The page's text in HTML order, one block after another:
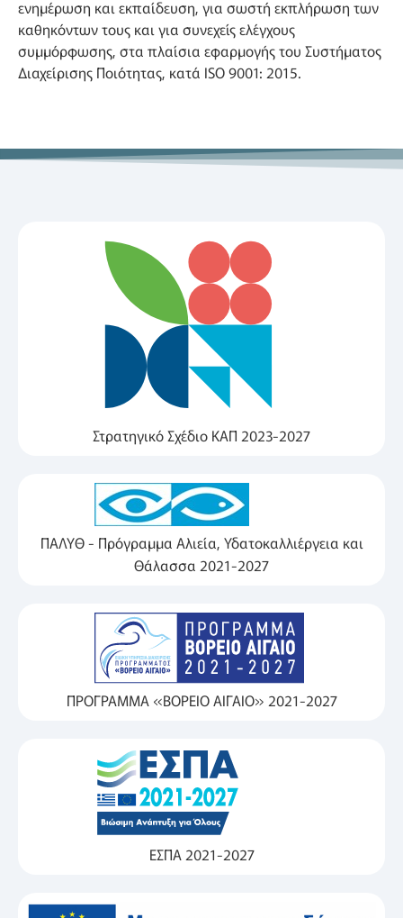
ενημέρωση και εκπαίδευση, για σωστή εκπλήρωση των
καθηκόντων τους και για συνεχείς ελέγχους
συμμόρφωσης, στα πλαίσια εφαρμογής του Συστήματος
Διαχείρισης Ποιότητας, κατά ISO 9001: 2015.
Στρατηγικό Σχέδιο ΚΑΠ 2023-2027
ΠΑΛΥΘ - Πρόγραμμα Αλιεία, Υδατοκαλλιέργεια και
Θάλασσα 2021-2027
ΠΡΟΓΡΑΜΜΑ «ΒΟΡΕΙΟ ΑΙΓΑΙΟ» 2021-2027
ΕΣΠΑ 2021-2027